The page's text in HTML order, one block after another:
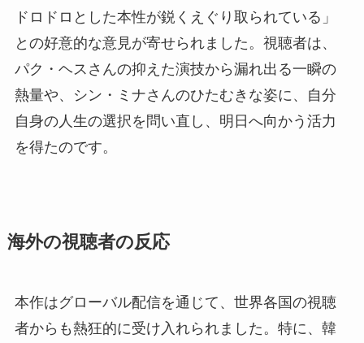
ドロドロとした本性が鋭くえぐり取られている」
との好意的な意見が寄せられました。視聴者は、
パク・ヘスさんの抑えた演技から漏れ出る一瞬の
熱量や、シン・ミナさんのひたむきな姿に、自分
自身の人生の選択を問い直し、明日へ向かう活力
を得たのです。
海外の視聴者の反応
本作はグローバル配信を通じて、世界各国の視聴
者からも熱狂的に受け入れられました。特に、韓